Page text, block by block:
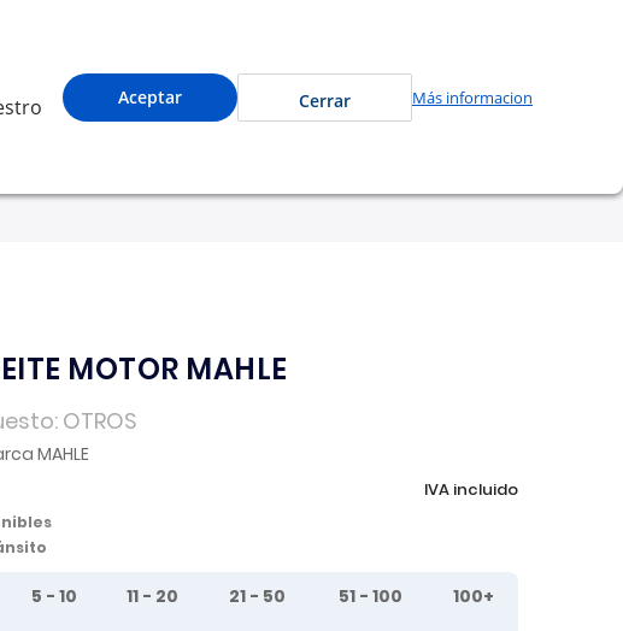
Aceptar Cerrar Más informacion
Cuenta Mi Carrito
MOTOR MAHLE
OTROS
MAHLE
IVA incluido
5 - 10 11 - 20 21 - 50 51 - 100
100+